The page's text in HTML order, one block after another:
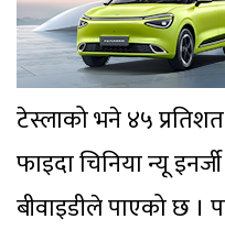
टेस्लाको भने ४५
फाइदा चिनिया न्यू
बीवाइडीले पाएको छ ।